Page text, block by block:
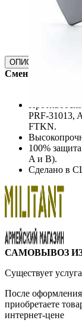
ОПИСАНИЕ
Сменная линза
PRF-31013,
FTKN.
100%
A и B).
Сделано в
САМОВЫВОЗ
Существует
После
приобретаете
интернет-цене